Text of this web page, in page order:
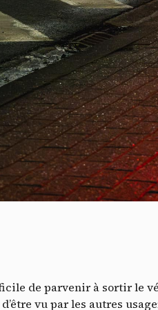
de parvenir à sortir le
vu par les autres